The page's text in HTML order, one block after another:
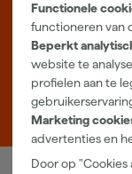
Functionele
functioneren van
Beperkt
website te
profielen aan te
Marketing
advertenties en
Door op
Openingstijden
Maandag t/m
Zaterdag 08:00
5048 AN